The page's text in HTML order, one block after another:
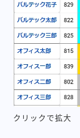
クリックで拡大